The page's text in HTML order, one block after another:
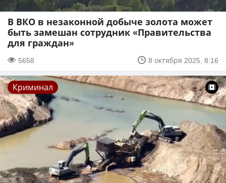
В ВКО в незаконной добыче золота может
быть замешан сотрудник «Правительства
для граждан»
5658 8 октября 2025, 8:16
Криминал